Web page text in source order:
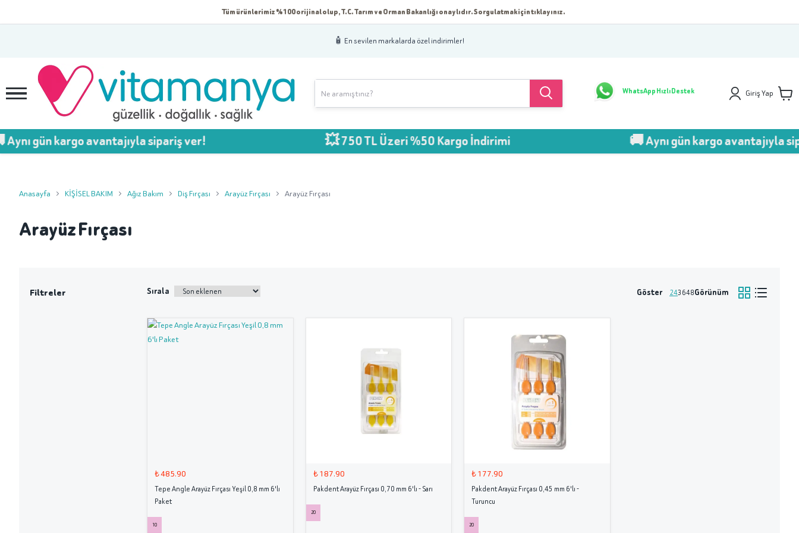
Tüm ürünlerimiz %100 orijinal olup, T.C. Tarım ve Orman Bakanlığı onaylıdır. Sorgulatmak için tıklayınız.
🧴 En sevilen markalarda özel indirimler!
WhatsApp Hızlı Destek Giriş Yap
gün kargo avantajıyla sipariş ver! 💥 750 TL Üzeri %50 Kargo İndirimi 🚚 Aynı gün kargo avantajıyla
Anasayfa KİŞİSEL BAKIM Ağız Bakım Diş Fırçası Arayüz Fırçası Arayüz Fırçası
Arayüz Fırçası
Filtreler Sırala Göster 243648Görünüm
₺ 485.90
Tepe Angle Arayüz Fırçası Yeşil 0,8 mm 6'lı
Paket
10
₺ 187.90
Pakdent Arayüz Fırçası 0,70 mm 6'lı - Sarı
20
₺ 177.90
Pakdent Arayüz Fırçası 0,45 mm 6'lı -
Turuncu
20